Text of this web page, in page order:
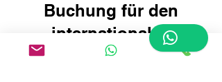
Buchung für den
internationalen
Heathrow T6 London